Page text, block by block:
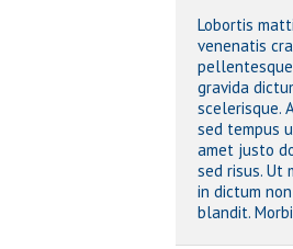
Lobortis
venenatis
gravida
scelerisque.
sed tempus
amet justo
sed risus. Ut
in dictum
blandit.